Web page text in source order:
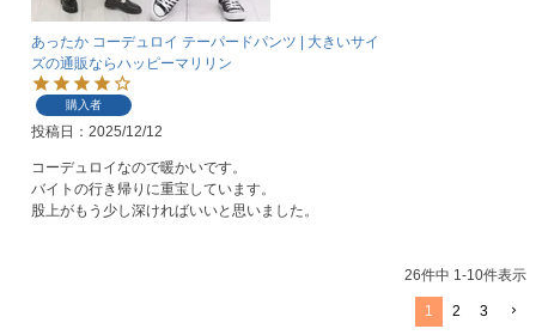
あったか コーデュロイ テーパードパンツ | 大きいサイ
ズの通販ならハッピーマリリン
購入者
投稿日 2025/12/12
コーデュロイなので暖かいです。
バイトの行き帰りに重宝しています。
股上がもう少し深ければいいと思いました。
26件中 1-10件表示
1 2 3